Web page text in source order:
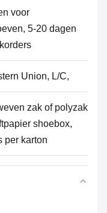
voor
5-20 dagen
Union, L/C,
zak of polyzak
shoebox,
per karton